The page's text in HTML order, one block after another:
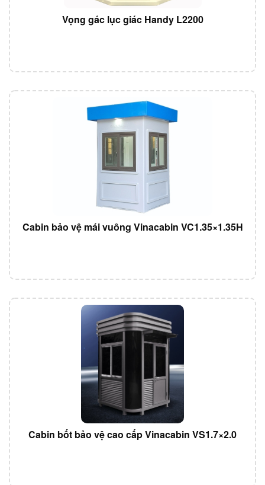
Vọng gác lục giác Handy L2200
Cabin bảo vệ mái vuông Vinacabin VC1.35×1.35H
Cabin bốt bảo vệ cao cấp Vinacabin VS1.7×2.0